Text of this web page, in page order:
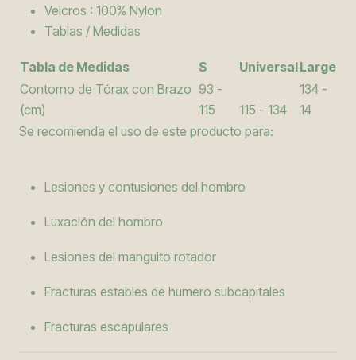
Velcros : 100% Nylon
Tablas / Medidas
Tabla de Medidas S UniversalLarge
Contorno de Tórax con Brazo
(cm)
93 -
115
115 - 134
134 -
14
Se recomienda el uso de este producto para:
Lesiones y contusiones del hombro
Luxación del hombro
Lesiones del manguito rotador
Fracturas estables de humero subcapitales
Fracturas escapulares